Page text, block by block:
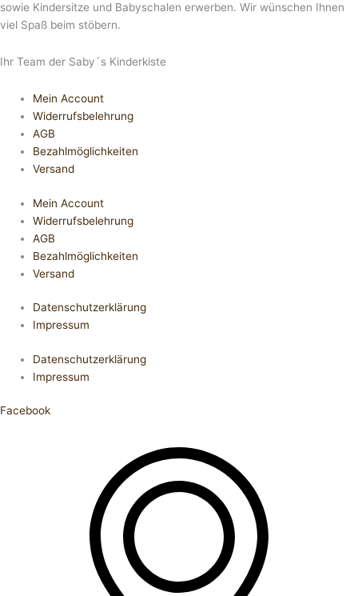
sowie Kindersitze und Babyschalen erwerben. Wir wünschen Ihnen
viel Spaß beim stöbern.
Ihr Team der Saby´s Kinderkiste
Mein Account
Widerrufsbelehrung
AGB
Bezahlmöglichkeiten
Versand
Mein Account
Widerrufsbelehrung
AGB
Bezahlmöglichkeiten
Versand
Datenschutzerklärung
Impressum
Datenschutzerklärung
Impressum
Facebook